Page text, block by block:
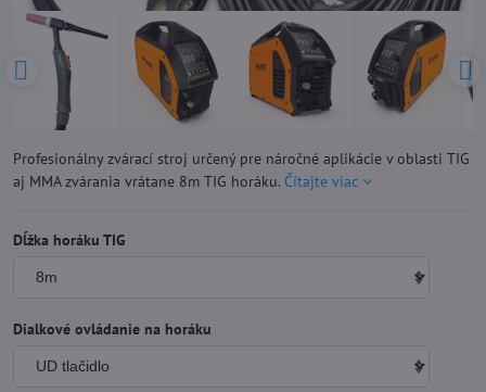
Profesionálny zvárací stroj určený pre náročné aplikácie v oblasti TIG
aj MMA zvárania vrátane 8m TIG horáku. Čítajte viac
Dĺžka horáku TIG
Dialkové ovládanie na horáku